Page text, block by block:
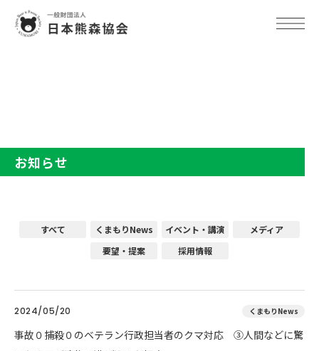
お知らせ
すべて くまもりNews イベント・講演
メディア
要望・提案
採用情報
2024/05/20 くまもりNews
事故０捕殺０のベテラン行政担当者のクマ対応 ③人間などに驚